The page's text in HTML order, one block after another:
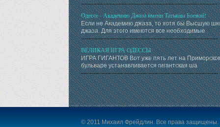
Одессе - Академию Джаза имени Татьяны Боевой!
Если не Академию джаза, то хотя бы Высшую
джаза. Для этого имеются все необходимые
ВЕЛИКАЯ ИГРА ОДЕССЫ
ИГРА ГИГАНТОВ Вот уже пять лет на
бульваре устанавливается гигантская ша
© 2011 Михаил Фрейдлин. Все права защищены.